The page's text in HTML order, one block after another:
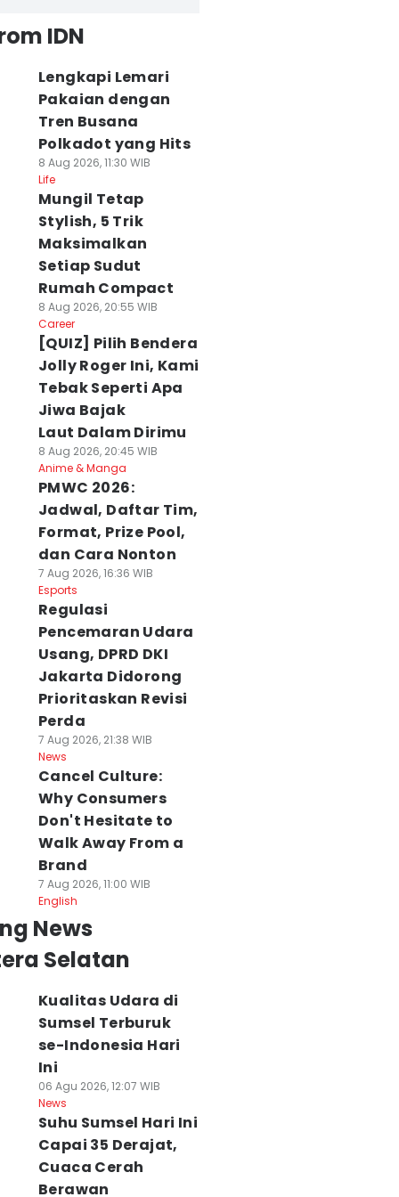
IDN
Lengkapi Lemari
Pakaian dengan
Tren Busana
Polkadot yang Hits
8 Aug 2026, 11:30 WIB
Life
Mungil Tetap
Stylish, 5 Trik
Maksimalkan
Setiap Sudut
Rumah Compact
8 Aug 2026, 20:55 WIB
Career
[QUIZ] Pilih Bendera
Jolly Roger Ini, Kami
Tebak Seperti Apa
Jiwa Bajak
Laut Dalam Dirimu
8 Aug 2026, 20:45 WIB
Anime & Manga
PMWC 2026:
Jadwal, Daftar Tim,
Format, Prize Pool,
dan Cara Nonton
7 Aug 2026, 16:36 WIB
Esports
Regulasi
Pencemaran Udara
Usang, DPRD DKI
Jakarta Didorong
Prioritaskan Revisi
Perda
7 Aug 2026, 21:38 WIB
News
Cancel Culture:
Why Consumers
Don't Hesitate to
Walk Away From a
Brand
7 Aug 2026, 11:00 WIB
English
News
Selatan
Kualitas Udara di
Sumsel Terburuk
se-Indonesia Hari
Ini
06 Agu 2026, 12:07 WIB
News
Suhu Sumsel Hari Ini
Capai 35 Derajat,
Cuaca Cerah
Berawan